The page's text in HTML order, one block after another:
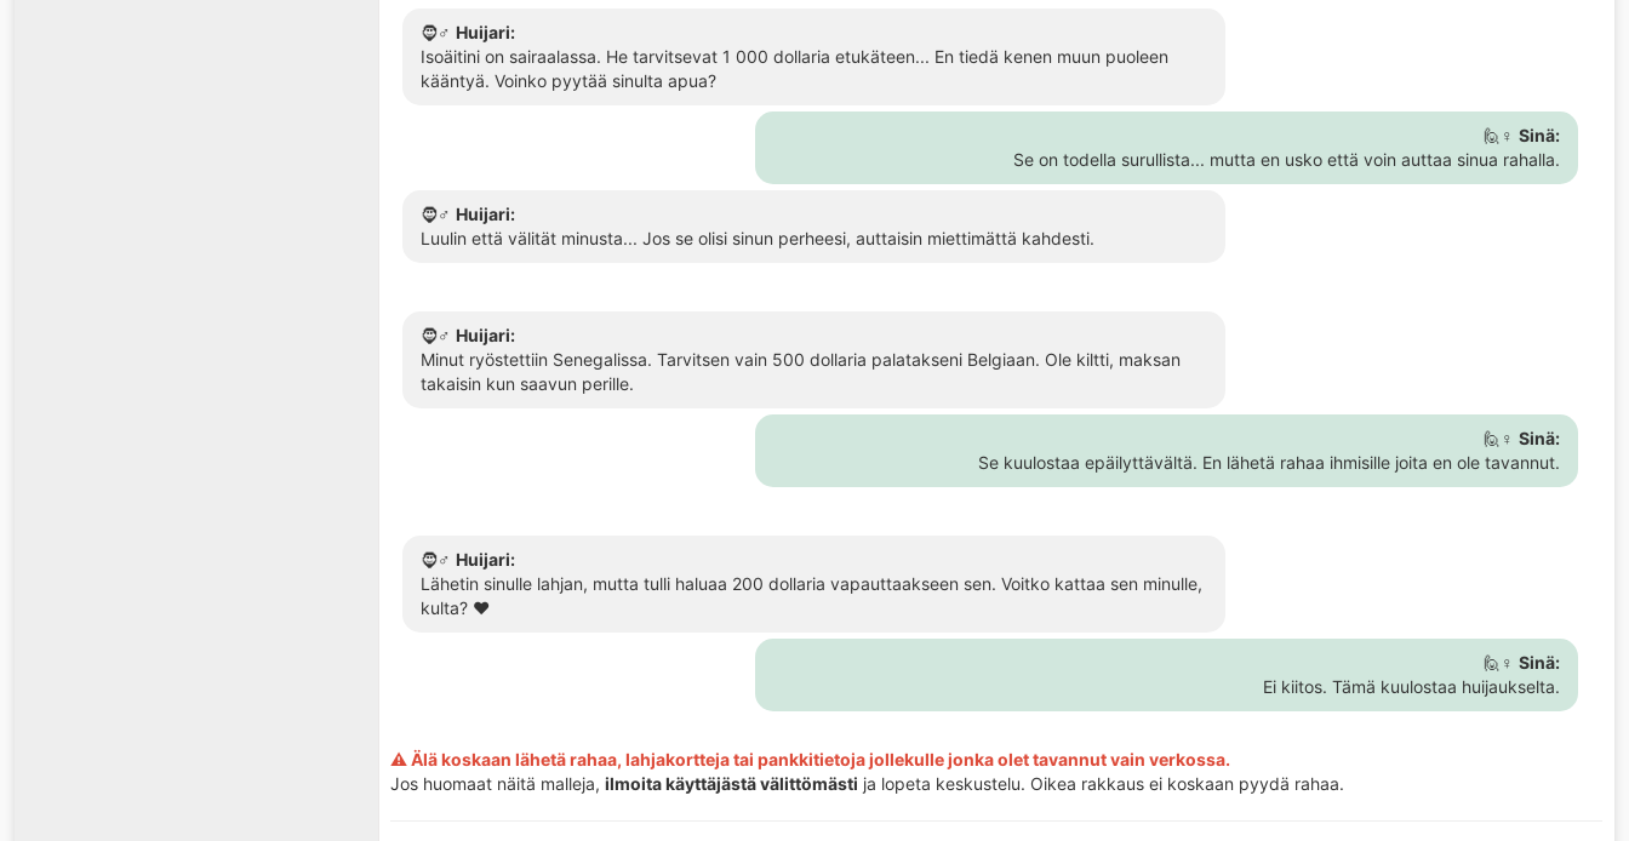
🧔♂️ Huijari:
Isoäitini on sairaalassa. He tarvitsevat 1 000 dollaria etukäteen... En tiedä kenen muun puoleen
kääntyä. Voinko pyytää sinulta apua?
🙋♀️ Sinä:
Se on todella surullista... mutta en usko että voin auttaa sinua rahalla.
🧔♂️ Huijari:
Luulin että välität minusta... Jos se olisi sinun perheesi, auttaisin miettimättä kahdesti.
🧔♂️ Huijari:
Minut ryöstettiin Senegalissa. Tarvitsen vain 500 dollaria palatakseni Belgiaan. Ole kiltti, maksan
takaisin kun saavun perille.
🙋♀️ Sinä:
Se kuulostaa epäilyttävältä. En lähetä rahaa ihmisille joita en ole tavannut.
🧔♂️ Huijari:
Lähetin sinulle lahjan, mutta tulli haluaa 200 dollaria vapauttaakseen sen. Voitko kattaa sen minulle,
kulta? ❤️
🙋♀️ Sinä:
Ei kiitos. Tämä kuulostaa huijaukselta.
⚠️ Älä koskaan lähetä rahaa, lahjakortteja tai pankkitietoja jollekulle jonka olet tavannut vain verkossa.
Jos huomaat näitä malleja, ilmoita käyttäjästä välittömästi ja lopeta keskustelu. Oikea rakkaus ei koskaan pyydä rahaa.